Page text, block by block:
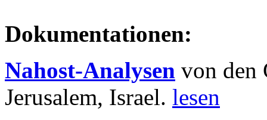
Dokumentationen:
Nahost-Analysen von den
Jerusalem, Israel. lesen